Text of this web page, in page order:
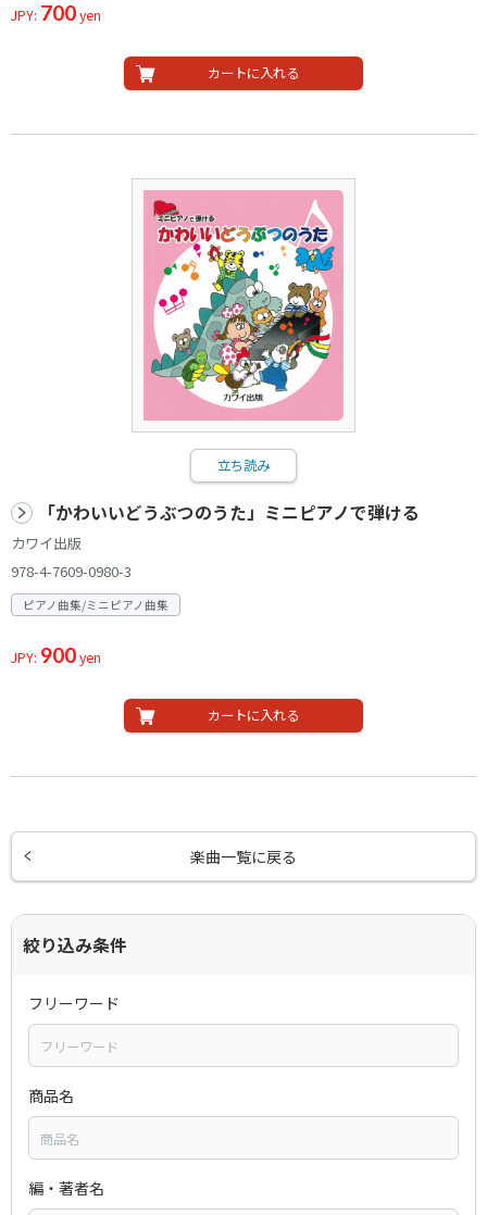
JPY: 700yen
カートに入れる
立ち読み
「かわいいどうぶつのうた」ミニピアノで弾ける
カワイ出版
978-4-7609-0980-3
ピアノ曲集/ミニピアノ曲集
JPY: 900yen
カートに入れる
楽曲一覧に戻る
絞り込み条件
フリーワード
商品名
編・著者名